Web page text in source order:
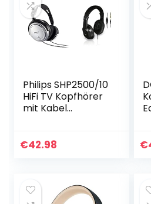
Philips SHP2500/10
HiFi TV Kopfhörer
mit Kabel
6 m Kabel)
€42.98 €